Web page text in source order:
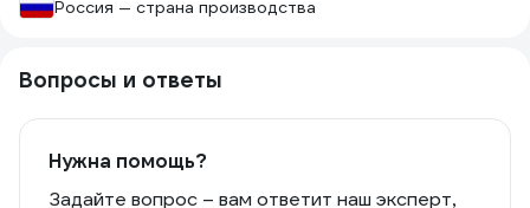
Россия — страна производства
Вопросы и ответы
Нужна помощь?
Задайте вопрос – вам ответит наш эксперт,